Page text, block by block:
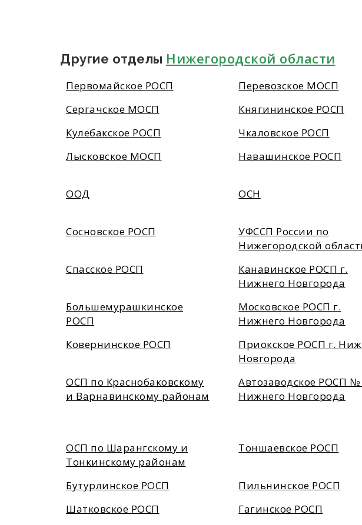
Другие отделы Нижегородской области
Первомайское РОСП Перевозское МОСП
Сергачское МОСП
Княгининское РОСП
Кулебакское РОСП
Чкаловское РОСП
Лысковское МОСП
Навашинское РОСП
ООД ОСН
Сосновское РОСП
УФССП России по
Нижегородской
Спасское РОСП
Канавинское РОСП г.
Нижнего Новгорода
Большемурашкинское
РОСП
Московское РОСП г.
Нижнего Новгорода
Ковернинское РОСП
Приокское РОСП г.
Новгорода
ОСП по Краснобаковскому
и Варнавинскому районам
Автозаводское РОСП №
Нижнего Новгорода
ОСП по Шарангскому и
Тонкинскому районам
Тоншаевское РОСП
Бутурлинское РОСП Пильнинское РОСП
Шатковское РОСП
Гагинское РОСП